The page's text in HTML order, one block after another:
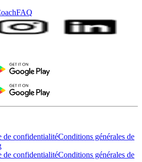
FAQ
de confidentialitéConditions générales de
de confidentialitéConditions générales de